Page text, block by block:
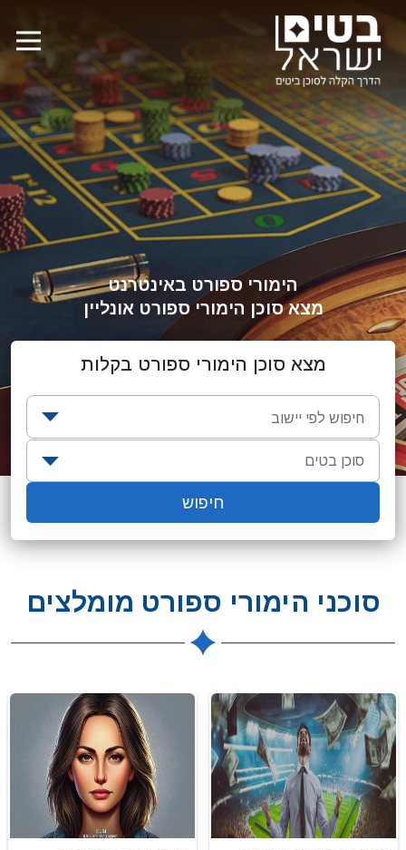
הימורי ספורט באינטרנט
מצא סוכן הימורי ספורט אונליין
מצא סוכן הימורי ספורט בקלות
חיפוש לפי יישוב
סוכן בטים
סוכן הימורים
חיפוש
סוכני הימורי ספורט מומלצים